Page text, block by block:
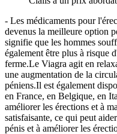
- Les médicaments pour
devenus la meilleure option
signifie que les hommes
également être plus à risque
ferme.Le Viagra agit en
une augmentation de la
péniens.Il est également
en France, en Belgique, en
améliorer les érections et à
satisfaisante, ce qui peut
pénis et à améliorer les